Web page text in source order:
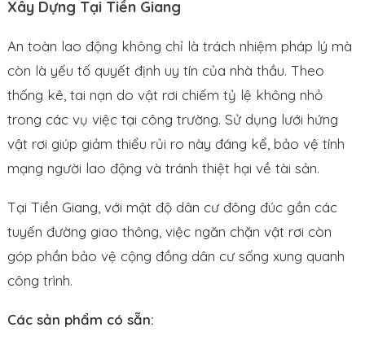
Xây Dựng Tại Tiền Giang
An toàn lao động không chỉ là trách nhiệm pháp lý mà
còn là yếu tố quyết định uy tín của nhà thầu. Theo
thống kê, tai nạn do vật rơi chiếm tỷ lệ không nhỏ
trong các vụ việc tại công trường. Sử dụng lưới hứng
vật rơi giúp giảm thiểu rủi ro này đáng kể, bảo vệ tính
mạng người lao động và tránh thiệt hại về tài sản.
Tại Tiền Giang, với mật độ dân cư đông đúc gần các
tuyến đường giao thông, việc ngăn chặn vật rơi còn
góp phần bảo vệ cộng đồng dân cư sống xung quanh
công trình.
Các sản phẩm có sẵn: